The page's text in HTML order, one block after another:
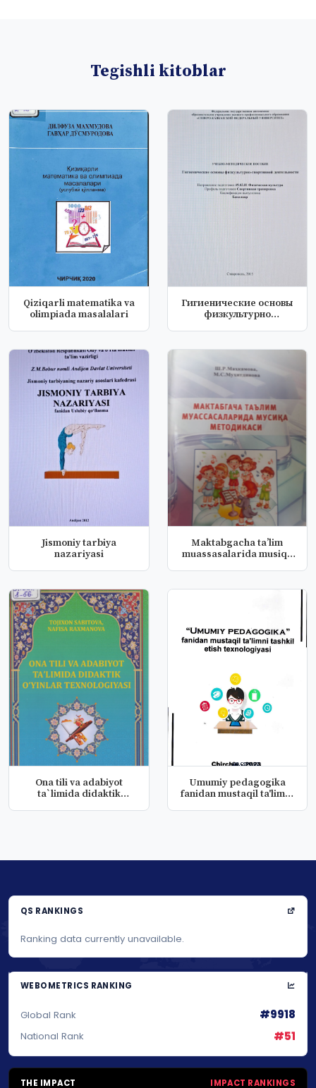
Tegishli kitoblar
Qiziqarli matematika va
olimpiada masalalari
Гигиенические основы
физкультурно
Jismoniy tarbiya
nazariyasi
Maktabgacha ta’lim
muassasalarida musiqa
Ona tili va adabiyot
ta`limida didaktik
Umumiy pedagogika
fanidan mustaqil ta'limni
QS RANKINGS
Ranking data currently unavailable.
WEBOMETRICS RANKING
Global Rank #9918
National Rank #51
THE IMPACT IMPACT RANKINGS